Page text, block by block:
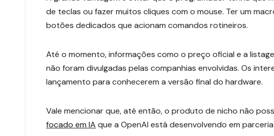
de teclas ou fazer muitos cliques com o mouse. Ter um
botões dedicados que acionam comandos rotineiros.
Até o momento, informações como o preço oficial e a
não foram divulgadas pelas companhias envolvidas. Os
lançamento para conhecerem a versão final do hardware.
Vale mencionar que, até então, o produto de nicho não
focado em IA que a OpenAI está desenvolvendo em